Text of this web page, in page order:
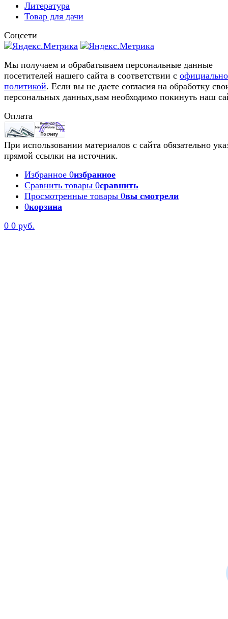
Литература
Товар для дачи
Соцсети
Мы получаем и обрабатываем персональные данные
посетителей нашего сайта в соответствии с
политикой. Если вы не даете согласия на обработку
персональных данных,вам необходимо покинуть наш
Оплата
При использовании материалов с сайта обязательно
прямой ссылки на источник.
Избранное 0избранное
Сравнить товары 0сравнить
Просмотренные товары 0вы смотрели
0корзина
0 0 руб.